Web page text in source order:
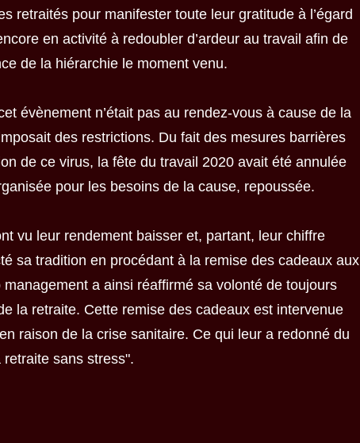
retraités pour manifester toute leur gratitude à l’égard
en activité à redoubler d’ardeur au travail afin de
de la hiérarchie le moment venu.
évènement n’était pas au rendez-vous à cause de la
des restrictions. Du fait des mesures barrières
de ce virus, la fête du travail 2020 avait été annulée
pour les besoins de la cause, repoussée.
vu leur rendement baisser et, partant, leur chiffre
sa tradition en procédant à la remise des cadeaux aux
a ainsi réaffirmé sa volonté de toujours
la retraite. Cette remise des cadeaux est intervenue
raison de la crise sanitaire. Ce qui leur a redonné du
sans stress".